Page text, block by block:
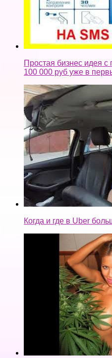
Простая бизнес идея с
100 000 руб уже в
Когда и где в Uber